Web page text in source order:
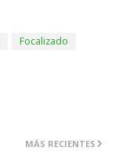
Focalizado
MÁS RECIENTES